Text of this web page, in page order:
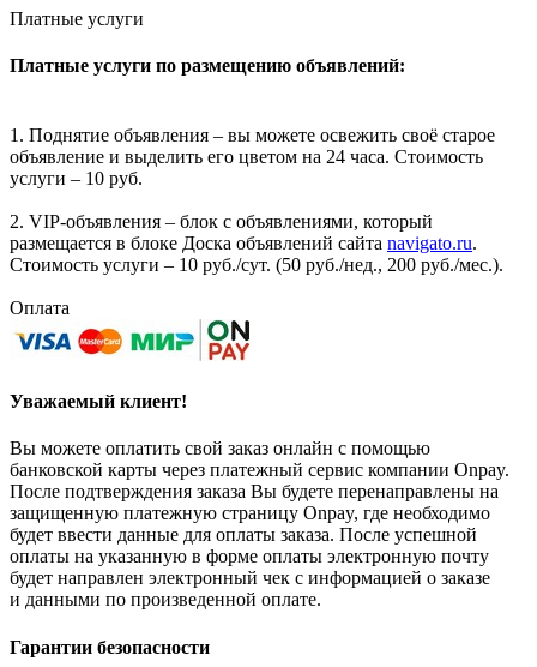
Платные услуги
Платные услуги по размещению объявлений:
1. Поднятие объявления – вы можете освежить своё старое
объявление и выделить его цветом на 24 часа. Стоимость
услуги – 10 руб.
2. VIP-объявления – блок с объявлениями, который
размещается в блоке Доска объявлений сайта navigato.ru.
Стоимость услуги – 10 руб./сут. (50 руб./нед., 200 руб./мес.).
Оплата
Уважаемый клиент!
Вы можете оплатить свой заказ онлайн с помощью
банковской карты через платежный сервис компании Onpay.
После подтверждения заказа Вы будете перенаправлены на
защищенную платежную страницу Onpay, где необходимо
будет ввести данные для оплаты заказа. После успешной
оплаты на указанную в форме оплаты электронную почту
будет направлен электронный чек с информацией о заказе
и данными по произведенной оплате.
Гарантии безопасности